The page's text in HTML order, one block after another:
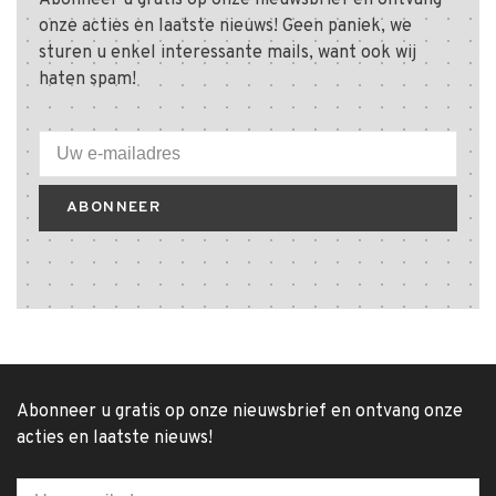
onze acties en laatste nieuws! Geen paniek, we
sturen u enkel interessante mails, want ook wij
haten spam!
ABONNEER
Abonneer u gratis op onze nieuwsbrief en ontvang onze
acties en laatste nieuws!